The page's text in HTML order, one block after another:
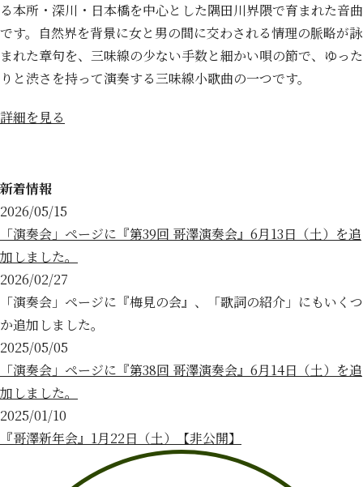
る本所・深川・日本橋を中心とした隅田川界隈で育まれた音曲
です。自然界を背景に女と男の間に交わされる情理の脈略が詠
まれた章句を、三味線の少ない手数と細かい唄の節で、ゆった
りと渋さを持って演奏する三味線小歌曲の一つです。
詳細を見る
新着情報
2026/05/15
「演奏会」ページに『第39回 哥澤演奏会』6月13日（土）を追
加しました。
2026/02/27
「演奏会」ページに『梅見の会』、「歌詞の紹介」にもいくつ
か追加しました。
2025/05/05
「演奏会」ページに『第38回 哥澤演奏会』6月14日（土）を追
加しました。
2025/01/10
『哥澤新年会』1月22日（土）【非公開】